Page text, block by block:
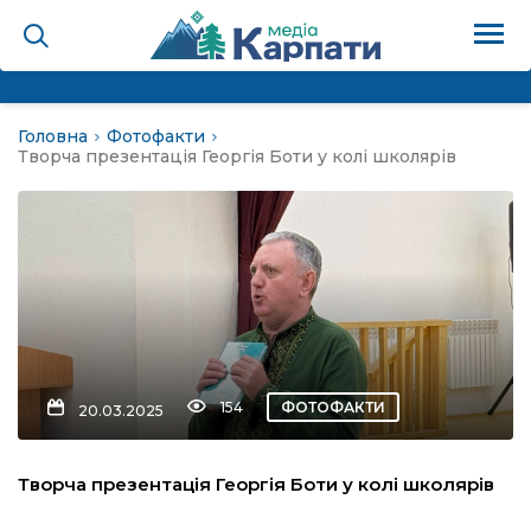
голос гірського
холєра, шо вповідає
Головна
Фотофакти
Творча презентація Георгія Боти у колі школярів
20.03.2025 154 ФОТОФАКТИ
Творча презентація Георгія Боти у колі школярів